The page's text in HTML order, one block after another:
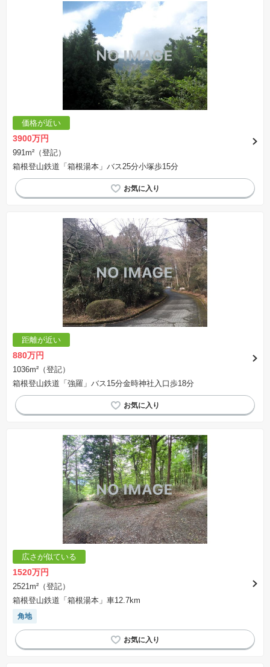
価格が近い
3900万円
991m²（登記）
箱根登山鉄道「箱根湯本」バス25分小塚歩15分
距離が近い
880万円
1036m²（登記）
箱根登山鉄道「強羅」バス15分金時神社入口歩18分
広さが似ている
1520万円
2521m²（登記）
箱根登山鉄道「箱根湯本」車12.7km
角地